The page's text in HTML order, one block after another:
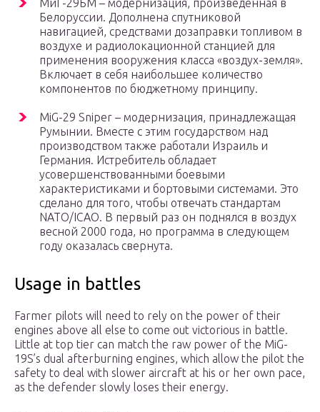
МиГ-29БМ – модернизация, произведенная в
Белоруссии. Дополнена спутниковой
навигацией, средствами дозаправки топливом в
воздухе и радиолокационной станцией для
применения вооружения класса «воздух-земля».
Включает в себя наибольшее количество
компонентов по бюджетному принципу.
MiG-29 Sniper – модернизация, принадлежащая
Румынии. Вместе с этим государством над
производством также работали Израиль и
Германия. Истребитель обладает
усовершенствованными боевыми
характеристиками и бортовыми системами. Это
сделано для того, чтобы отвечать стандартам
NATO/ICAO. В первый раз он поднялся в воздух
весной 2000 года, но программа в следующем
году оказалась свернута.
Usage in battles
Farmer pilots will need to rely on the power of their
engines above all else to come out victorious in battle.
Little at top tier can match the raw power of the MiG-
19S’s dual afterburning engines, which allow the pilot the
safety to deal with slower aircraft at his or her own pace,
as the defender slowly loses their energy.